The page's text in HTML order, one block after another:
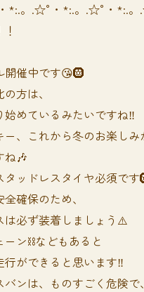
*:.。.☆°・*:.。.☆°・*:.
開催中です😘🛞
方は、
始めているみたいですね‼️
ー、これから冬のお楽しみ
ね🎶
タッドレスタイヤ必須です
確保のため、
は必ず装着しましょう⚠️
ーン⛓️などもあると
行ができると思います‼️
ンは、ものすごく危険で、